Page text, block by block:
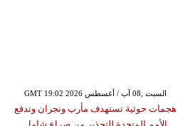
GMT 19:02 2026 السبت ,08 آب / أغسطس
هجمات حوثية تستهدف مأرب ونجران وتدفع